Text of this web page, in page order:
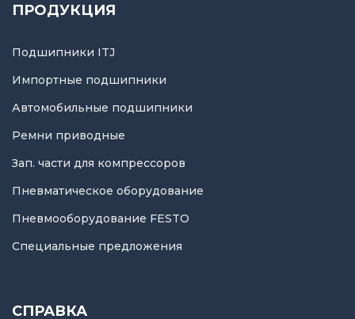
ПРОДУКЦИЯ
Подшипники ITJ
Импортные подшипники
Автомобильные подшипники
Ремни приводные
Зап. части для компрессоров
Пневматическое оборудование
Пневмооборудование FESTO
Специальные предложения
СПРАВКА